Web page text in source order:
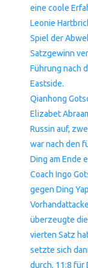
eine coole
Leonie
Spiel der
Satzgewinn
Führung nach
Eastside.
Qianhong
Elizabet
Russin auf,
war nach den
Ding am Ende
Coach Ingo
gegen Ding
überzeugte
vierten Satz
setzte sich
durch, 11:8 für